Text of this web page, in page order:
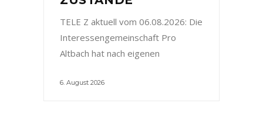
TELE Z aktuell vom 06.08.2026: Die
Interessengemeinschaft Pro
Altbach hat nach eigenen
6. August 2026